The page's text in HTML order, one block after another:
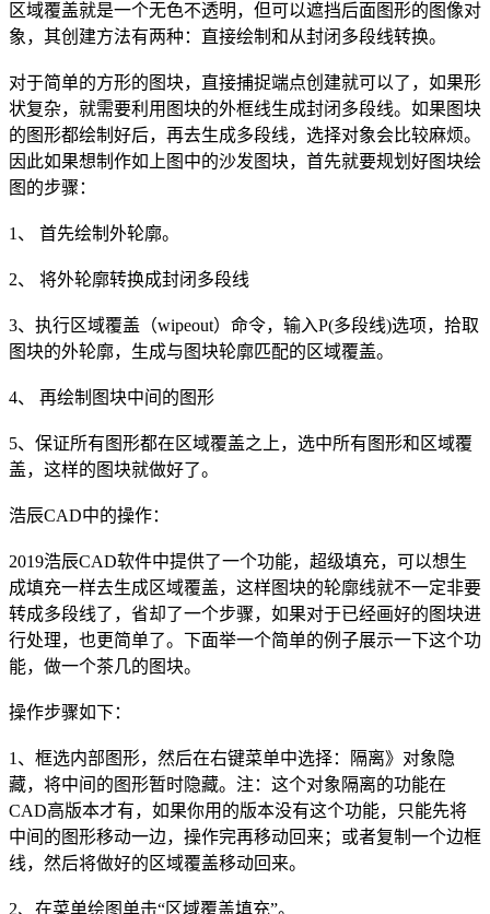
区域覆盖就是一个无色不透明，但可以遮挡后面图形的图像对
象，其创建方法有两种：直接绘制和从封闭多段线转换。
对于简单的方形的图块，直接捕捉端点创建就可以了，如果形
状复杂，就需要利用图块的外框线生成封闭多段线。如果图块
的图形都绘制好后，再去生成多段线，选择对象会比较麻烦。
因此如果想制作如上图中的沙发图块，首先就要规划好图块绘
图的步骤：
1、 首先绘制外轮廓。
2、 将外轮廓转换成封闭多段线
3、执行区域覆盖（wipeout）命令，输入P(多段线)选项，拾取
图块的外轮廓，生成与图块轮廓匹配的区域覆盖。
4、 再绘制图块中间的图形
5、保证所有图形都在区域覆盖之上，选中所有图形和区域覆
盖，这样的图块就做好了。
浩辰CAD中的操作：
2019浩辰CAD软件中提供了一个功能，超级填充，可以想生
成填充一样去生成区域覆盖，这样图块的轮廓线就不一定非要
转成多段线了，省却了一个步骤，如果对于已经画好的图块进
行处理，也更简单了。下面举一个简单的例子展示一下这个功
能，做一个茶几的图块。
操作步骤如下：
1、框选内部图形，然后在右键菜单中选择：隔离》对象隐
藏，将中间的图形暂时隐藏。注：这个对象隔离的功能在
CAD高版本才有，如果你用的版本没有这个功能，只能先将
中间的图形移动一边，操作完再移动回来；或者复制一个边框
线，然后将做好的区域覆盖移动回来。
2、在菜单绘图单击“区域覆盖填充”。